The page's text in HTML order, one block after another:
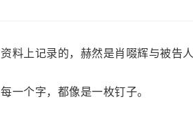
资料上记录的，赫然是肖啜辉与被告
每一个字，都像是一枚钉子。